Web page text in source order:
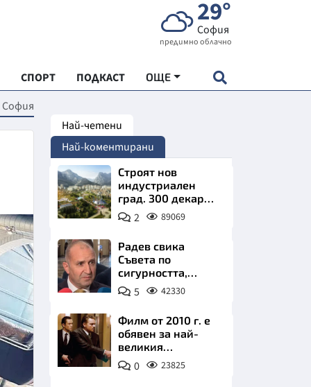
29°
София
предимно облачно
СПОРТ ПОДКАСТ ОЩЕ
"ЧУДЕСАТА НА БЪЛГАРИЯ"
ХРАНА
ИКОНОМИКА
София
Най-четени
Най-коментирани
Строят нов
индустриален
град. 300 декара
чакат златни
заводи
2 89069
Радев свика
Съвета по
сигурността,
следва ключово
изявление
5 42330
Филм от 2010 г. е
обявен за най-
великия
психологически
трилър в
0 23825